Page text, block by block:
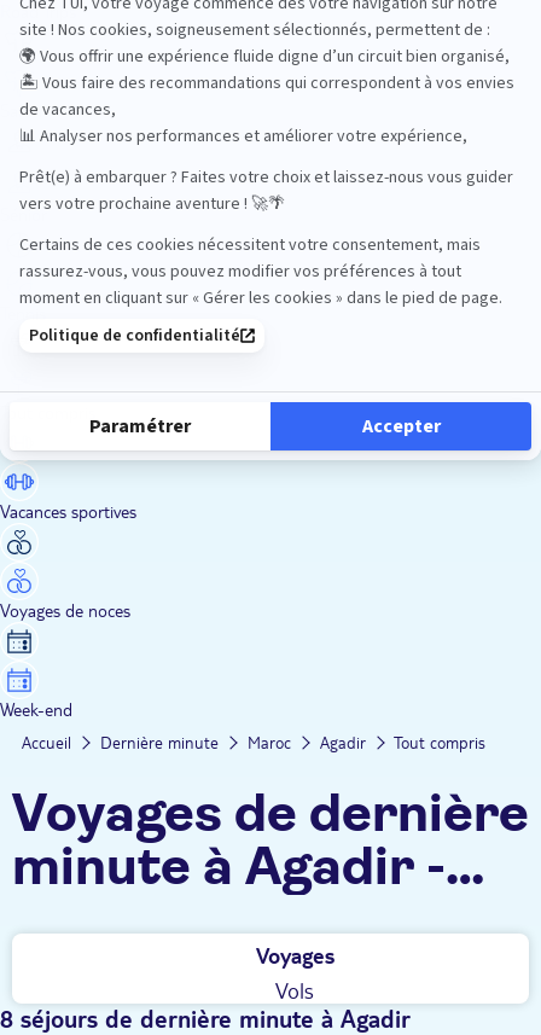
Road Trips
Safari
Sénior
Vacances sportives
Voyages de noces
Week-end
Accueil Dernière minute Maroc Agadir Tout compris
Voyages de dernière
minute à Agadir -
Tout compris
Voyages
Vols
8 séjours de dernière minute à Agadir